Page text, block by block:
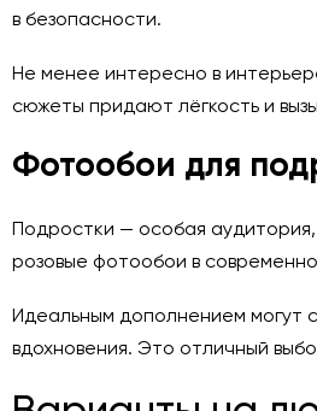
в безопасности.
Не менее интересно в
сюжеты придают лёгкость и
Фотообои для
Подростки — особая
розовые фотообои в
Идеальным дополнением могут
вдохновения. Это отличный